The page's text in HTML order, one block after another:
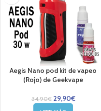
Aegis Nano pod kit de vapeo
(Rojo) de Geekvape
34,90€ 29,90€